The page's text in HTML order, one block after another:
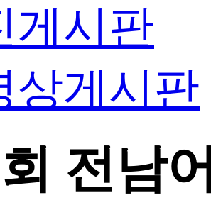
게시판
상게시판
전남